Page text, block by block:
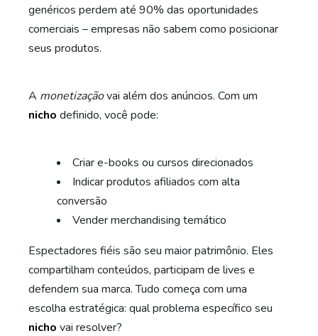
genéricos perdem até 90% das oportunidades
comerciais – empresas não sabem como posicionar
seus produtos.
A monetizaçãovai além dos anúncios. Com um
nicho definido, você pode:
Criar e-books ou cursos direcionados
Indicar produtos afiliados com alta
conversão
Vender merchandising temático
Espectadores fiéis são seu maior patrimônio. Eles
compartilham conteúdos, participam de lives e
defendem sua marca. Tudo começa com uma
escolha estratégica: qual problema específico seu
nicho vai resolver?